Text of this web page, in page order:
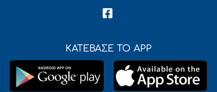
ΚΑΤΕΒΑΣΕ ΤΟ APP